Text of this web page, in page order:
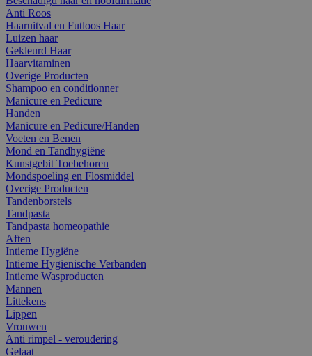
Anti Roos
Haaruitval en Futloos Haar
Luizen haar
Gekleurd Haar
Haarvitaminen
Overige Producten
Shampoo en conditionner
Manicure en Pedicure
Handen
Manicure en Pedicure/Handen
Voeten en Benen
Mond en Tandhygiëne
Kunstgebit Toebehoren
Mondspoeling en Flosmiddel
Overige Producten
Tandenborstels
Tandpasta
Tandpasta homeopathie
Aften
Intieme Hygiëne
Intieme Hygienische Verbanden
Intieme Wasproducten
Mannen
Littekens
Lippen
Vrouwen
Anti rimpel - veroudering
Gelaat